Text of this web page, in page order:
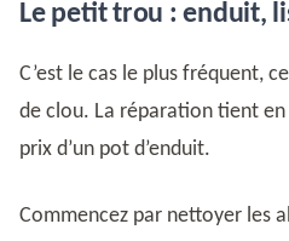
Le petit trou : enduit,
C’est le cas le plus fréquent,
de clou. La réparation tient
prix d’un pot d’enduit.
Commencez par nettoyer les